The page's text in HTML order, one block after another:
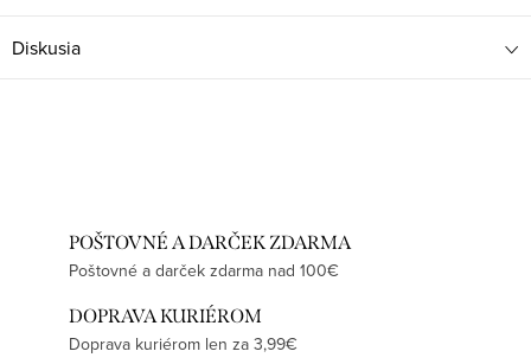
Diskusia
POŠTOVNÉ A DARČEK ZDARMA
Poštovné a darček zdarma nad 100€
DOPRAVA KURIÉROM
Doprava kuriérom len za 3,99€